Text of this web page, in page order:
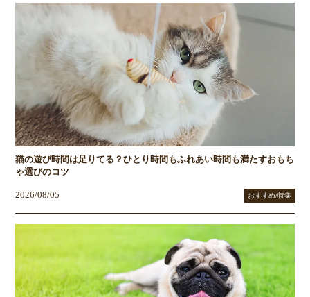
猫の遊び時間は足りてる？ひとり時間もふれあい時間も満たすおもち
ゃ選びのコツ
2026/08/05 おすすめ/特集